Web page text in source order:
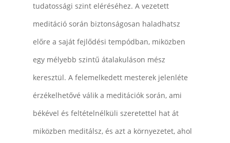
tudatossági szint eléréséhez. A vezetett
meditáció során biztonságosan haladhatsz
előre a saját fejlődési tempódban, miközben
egy mélyebb szintű átalakuláson mész
keresztül. A felemelkedett mesterek jelenléte
érzékelhetővé válik a meditációk során, ami
békével és feltételnélküli szeretettel hat át
miközben meditálsz, és azt a környezetet, ahol